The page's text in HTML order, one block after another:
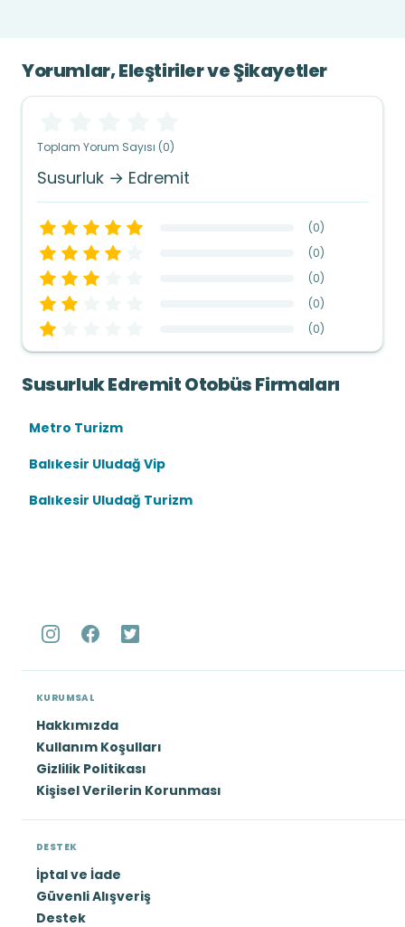
Yorumlar, Eleştiriler ve Şikayetler
Toplam Yorum Sayısı (0)
Susurluk → Edremit
(0)
(0)
(0)
(0)
(0)
Susurluk Edremit Otobüs Firmaları
Metro Turizm
Balıkesir Uludağ Vip
Balıkesir Uludağ Turizm
KURUMSAL
Hakkımızda
Kullanım Koşulları
Gizlilik Politikası
Kişisel Verilerin Korunması
DESTEK
İptal ve İade
Güvenli Alışveriş
Destek